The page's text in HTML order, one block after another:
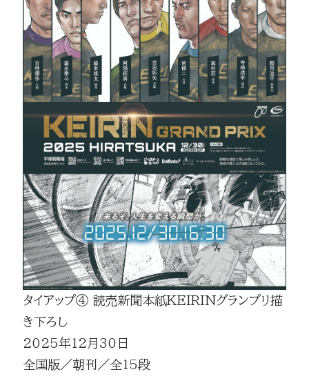
タイアップ④ 読売新聞本紙KEIRINグランプリ描
き下ろし
2025年12月30日
全国版／朝刊／全15段